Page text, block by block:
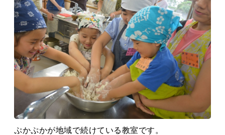
ぷかぷかが地域で続けている教室です。